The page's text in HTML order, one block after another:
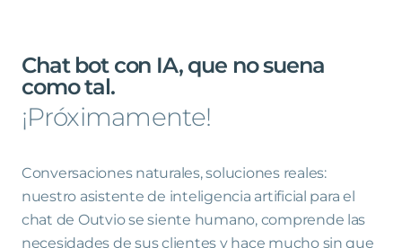
Chat bot con IA, que no suena
como tal.
¡Próximamente!
Conversaciones naturales, soluciones reales:
nuestro asistente de inteligencia artificial para el
chat de Outvio se siente humano, comprende las
necesidades de sus clientes y hace mucho sin que